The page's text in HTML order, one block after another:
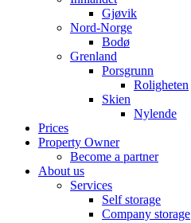
Gjøvik
Nord-Norge
Bodø
Grenland
Porsgrunn
Roligheten
Skien
Nylende
Prices
Property Owner
Become a partner
About us
Services
Self storage
Company storage